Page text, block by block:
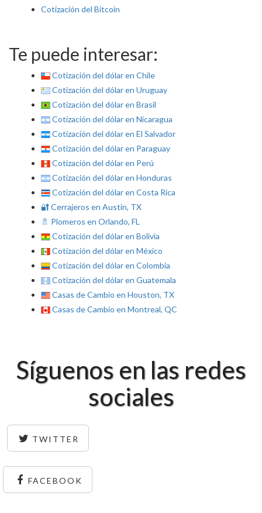
Cotización del Bitcoin
Te puede interesar:
Cotización del dólar en Chile
Cotización del dólar en Uruguay
Cotización del dólar en Brasil
Cotización del dólar en Nicaragua
Cotización del dólar en El Salvador
Cotización del dólar en Paraguay
Cotización del dólar en Perú
Cotización del dólar en Honduras
Cotización del dólar en Costa Rica
🔐 Cerrajeros en Austin, TX
🚿 Plomeros en Orlando, FL
Cotización del dólar en Bolivia
Cotización del dólar en México
Cotización del dólar en Colombia
Cotización del dólar en Guatemala
Casas de Cambio en Houston, TX
Casas de Cambio en Montreal, QC
Síguenos en las redes
sociales
TWITTER
FACEBOOK